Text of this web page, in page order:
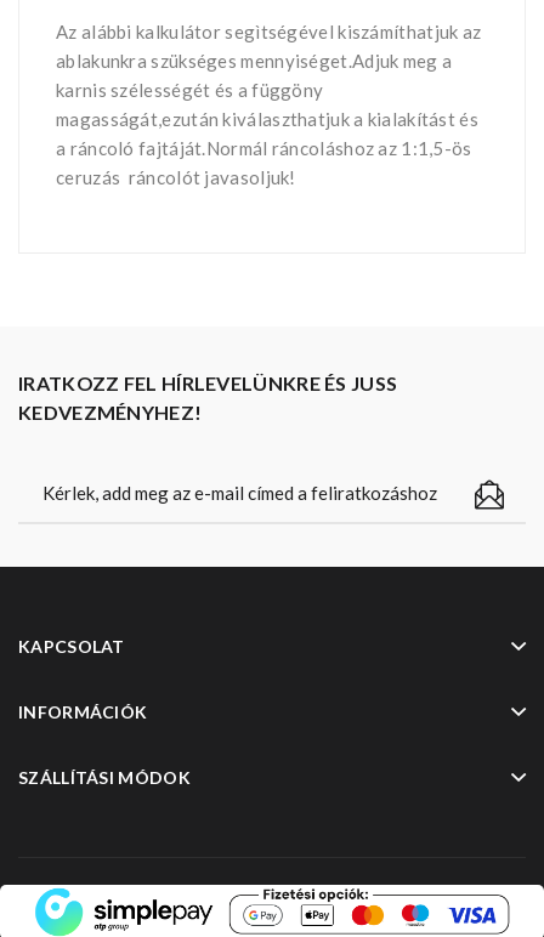
Az alábbi kalkulátor segìtségével kiszámíthatjuk az
ablakunkra szükséges mennyiséget.Adjuk meg a
karnis szélességét és a függöny
magasságát,ezután kiválaszthatjuk a kialakítást és
a ráncoló fajtáját.Normál ráncoláshoz az 1:1,5-ös
ceruzás ráncolót javasoljuk!
IRATKOZZ FEL HÍRLEVELÜNKRE ÉS JUSS
KEDVEZMÉNYHEZ!
KAPCSOLAT
INFORMÁCIÓK
SZÁLLÍTÁSI MÓDOK